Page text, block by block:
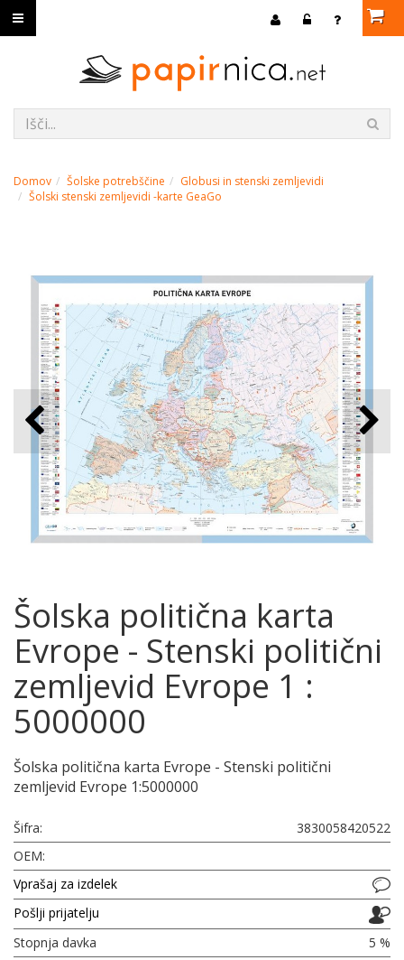
Domov Šolske potrebščine
Globusi in stenski zemljevidi
Šolski stenski zemljevidi -karte GeaGo
Šolska politična karta
Evrope - Stenski politični
zemljevid Evrope 1 :
5000000
Šolska politična karta Evrope - Stenski politični
zemljevid Evrope 1:5000000
Šifra:
3830058420522
OEM:
Vprašaj za izdelek
Pošlji prijatelju
Stopnja davka
5 %